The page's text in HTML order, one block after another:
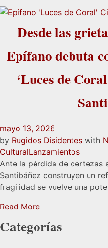
Desde las
Epífano debuta
‘Luces de
mayo 13, 2026
by Rugidos Disidentes with
CulturalLanzamientos
Ante la pérdida de certezas
Santibáñez construyen un
fragilidad se vuelve una
Read More
Categorías